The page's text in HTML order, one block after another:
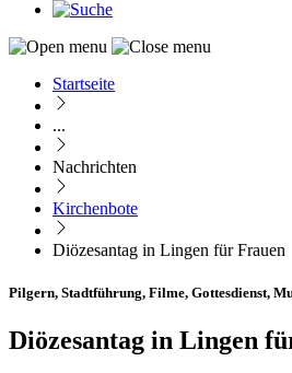
Pfadnavigation
Startseite
...
Nachrichten
Kirchenbote
Diözesantag in Lingen für Frauen
Pilgern, Stadtführung, Filme, Gottesdienst,
Diözesantag in Lingen